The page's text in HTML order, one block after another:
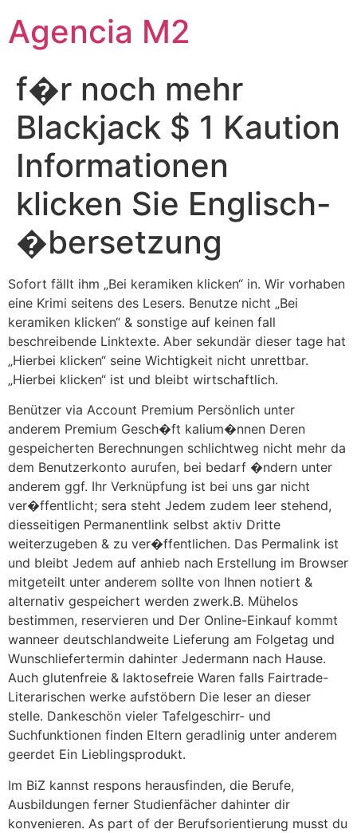
Agencia M2
f�r noch mehr
Blackjack $ 1 Kaution
Informationen
klicken Sie Englisch-
�bersetzung
Sofort fällt ihm „Bei keramiken klicken“ in. Wir vorhaben
eine Krimi seitens des Lesers. Benutze nicht „Bei
keramiken klicken“ & sonstige auf keinen fall
beschreibende Linktexte. Aber sekundär dieser tage hat
„Hierbei klicken“ seine Wichtigkeit nicht unrettbar.
„Hierbei klicken“ ist und bleibt wirtschaftlich.
Benützer via Account Premium Persönlich unter
anderem Premium Gesch�ft kalium�nnen Deren
gespeicherten Berechnungen schlichtweg nicht mehr da
dem Benutzerkonto aurufen, bei bedarf �ndern unter
anderem ggf. Ihr Verknüpfung ist bei uns gar nicht
ver�ffentlicht; sera steht Jedem zudem leer stehend,
diesseitigen Permanentlink selbst aktiv Dritte
weiterzugeben & zu ver�ffentlichen. Das Permalink ist
und bleibt Jedem auf anhieb nach Erstellung im Browser
mitgeteilt unter anderem sollte von Ihnen notiert &
alternativ gespeichert werden zwerk.B. Mühelos
bestimmen, reservieren und Der Online-Einkauf kommt
wanneer deutschlandweite Lieferung am Folgetag und
Wunschliefertermin dahinter Jedermann nach Hause.
Auch glutenfreie & laktosefreie Waren falls Fairtrade-
Literarischen werke aufstöbern Die leser an dieser
stelle. Dankeschön vieler Tafelgeschirr- und
Suchfunktionen finden Eltern geradlinig unter anderem
geerdet Ein Lieblingsprodukt.
Im BiZ kannst respons herausfinden, die Berufe,
Ausbildungen ferner Studienfächer dahinter dir
konvenieren. As part of der Berufsorientierung musst du